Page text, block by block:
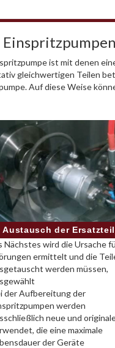
ist mit denen
gleichwertigen Teilen
Auf diese Weise
Austausch der
Nächstes wird die Ursache
ermittelt und die
werden müssen,
der Aufbereitung der
werden
neue und
die eine maximale
der Geräte